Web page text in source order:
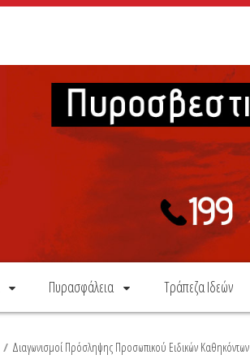
Πυρασφάλεια Τράπεζα Ιδεών
/ Διαγωνισμοί Πρόσληψης Προσωπικού Ειδικών Καθηκόντων